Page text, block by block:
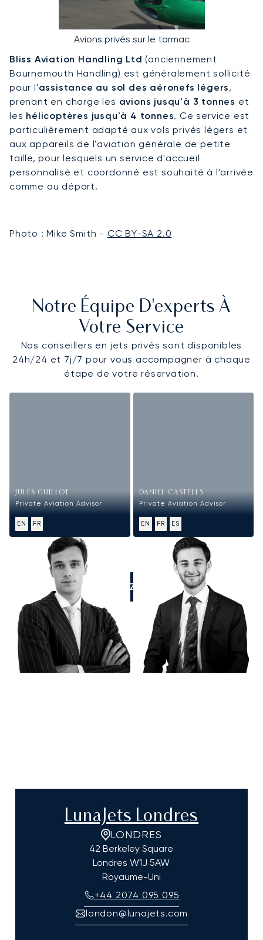
Avions privés sur le tarmac
Bliss Aviation Handling Ltd (anciennement
Bournemouth Handling) est généralement sollicité
pour l'assistance au sol des aéronefs légers,
prenant en charge les avions jusqu'à 3 tonnes et
les hélicoptères jusqu'à 4 tonnes. Ce service est
particulièrement adapté aux vols privés légers et
aux appareils de l'aviation générale de petite
taille, pour lesquels un service d'accueil
personnalisé et coordonné est souhaité à l'arrivée
comme au départ.
Photo : Mike Smith - CC BY-SA 2.0
Notre Équipe D'experts À
Votre Service
Nos conseillers en jets privés sont disponibles
24h/24 et 7j/7 pour vous accompagner à chaque
étape de votre réservation.
JULES GUILLOT
Private Aviation Advisor
EN FR
DANIEL CASTELLS
Private Aviation Advisor
EN FR ES
APPELEZ-NOUS
LunaJets Londres
LONDRES
42 Berkeley Square
Londres W1J 5AW
Royaume-Uni
+44 2074 095 095
london@lunajets.com